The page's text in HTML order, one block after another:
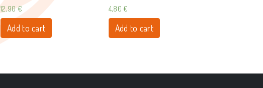
12,90€
Add to cart
4,80€
Add to cart